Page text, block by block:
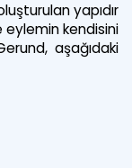
yapıdır
eylemin kendisini
aşağıdaki